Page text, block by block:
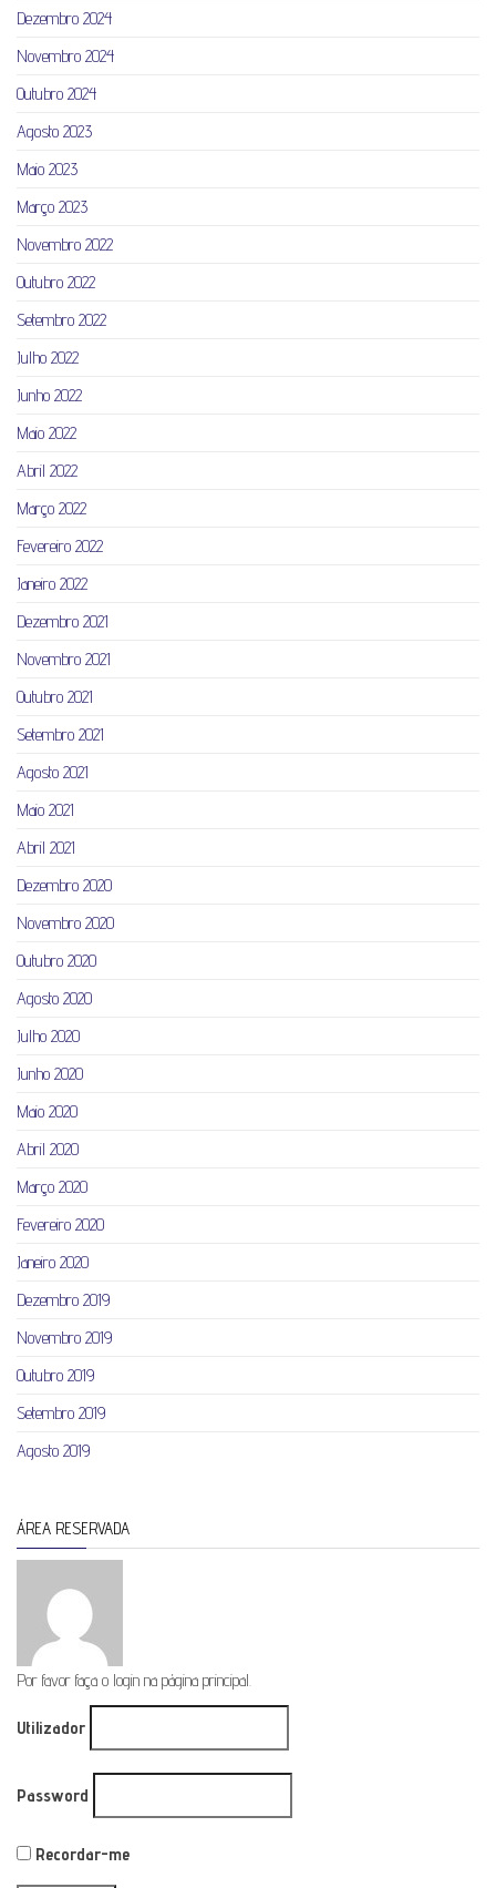
Dezembro 2024
Novembro 2024
Outubro 2024
Agosto 2023
Maio 2023
Março 2023
Novembro 2022
Outubro 2022
Setembro 2022
Julho 2022
Junho 2022
Maio 2022
Abril 2022
Março 2022
Fevereiro 2022
Janeiro 2022
Dezembro 2021
Novembro 2021
Outubro 2021
Setembro 2021
Agosto 2021
Maio 2021
Abril 2021
Dezembro 2020
Novembro 2020
Outubro 2020
Agosto 2020
Julho 2020
Junho 2020
Maio 2020
Abril 2020
Março 2020
Fevereiro 2020
Janeiro 2020
Dezembro 2019
Novembro 2019
Outubro 2019
Setembro 2019
Agosto 2019
ÁREA RESERVADA
Por favor faça o login na página principal.
Utilizador
Password
Recordar-me